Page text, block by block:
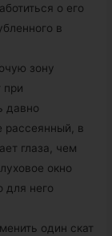
о его
в
зону
при
давно
рассеянный, в
глаза, чем
окно
для него
один скат